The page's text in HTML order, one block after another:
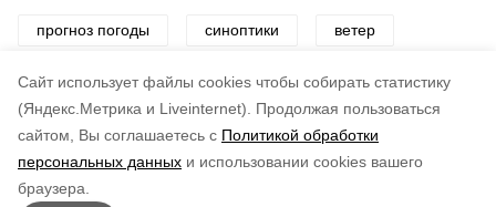
Cайт использует файлы cookies чтобы собирать статистику
(Яндекс.Метрика и Liveinternet).
Продолжая пользоваться
сайтом, Вы соглашаетесь с Политикой обработки
персональных данных и использовании cookies вашего
браузера.
прогноз погоды синоптики ветер
мороз
по оценке